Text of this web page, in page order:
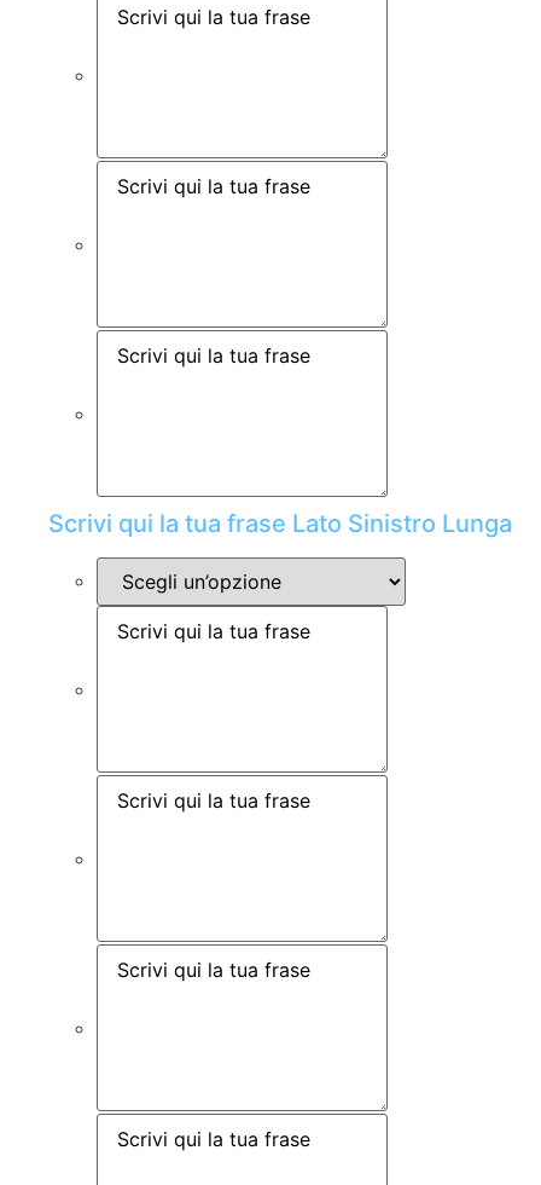
Scrivi qui la tua frase Lato Sinistro Lunga